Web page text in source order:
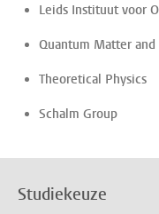
Leids Instituut voor
Quantum Matter and
Theoretical Physics
Schalm Group
Studiekeuze